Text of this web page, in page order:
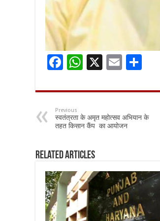
F
e
b
o
k
W
at
p
X
E
ai ar
e
Previous
स्वतंत्रता के अमृत महोत्सव अभियान के
तहत किसान कैंप का आयोजन
Related Articles